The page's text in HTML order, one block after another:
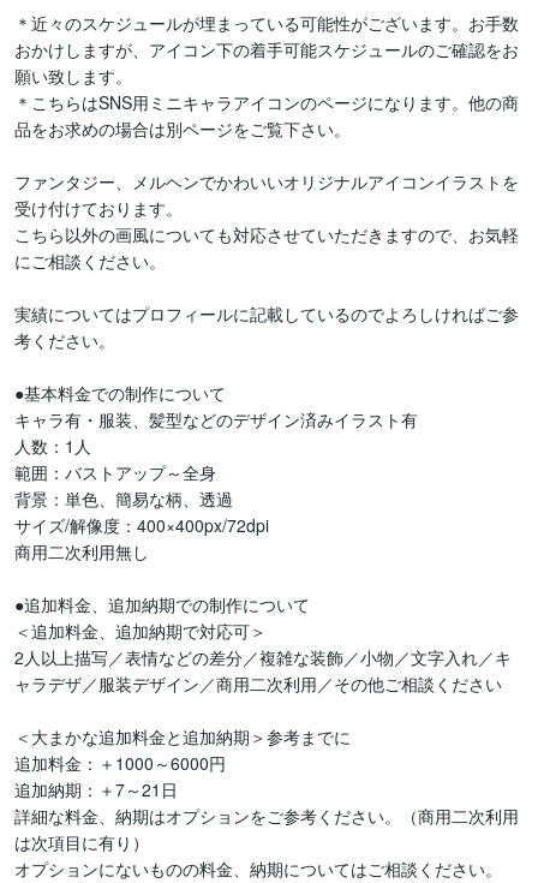
＊近々のスケジュールが埋まっている可能性がございます。お手数
おかけしますが、アイコン下の着手可能スケジュールのご確認をお
願い致します。
＊こちらはSNS用ミニキャラアイコンのページになります。他の商
品をお求めの場合は別ページをご覧下さい。
ファンタジー、メルヘンでかわいいオリジナルアイコンイラストを
受け付けております。
こちら以外の画風についても対応させていただきますので、お気軽
にご相談ください。
実績についてはプロフィールに記載しているのでよろしければご参
考ください。
●基本料金での制作について
キャラ有・服装、髪型などのデザイン済みイラスト有
人数：1人
範囲：バストアップ～全身
背景：単色、簡易な柄、透過
サイズ/解像度：400×400px/72dpi
商用二次利用無し
●追加料金、追加納期での制作について
＜追加料金、追加納期で対応可＞
2人以上描写／表情などの差分／複雑な装飾／小物／文字入れ／キ
ャラデザ／服装デザイン／商用二次利用／その他ご相談ください
＜大まかな追加料金と追加納期＞参考までに
追加料金：＋1000～6000円
追加納期：＋7～21日
詳細な料金、納期はオプションをご参考ください。（商用二次利用
は次項目に有り）
オプションにないものの料金、納期についてはご相談ください。